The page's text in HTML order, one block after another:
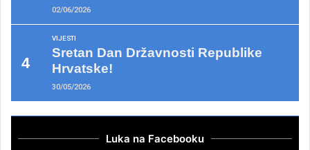
02/06/2026
VIJESTI
Sretan Dan Državnosti Republike
Hrvatske!
30/05/2026
Luka na Facebooku